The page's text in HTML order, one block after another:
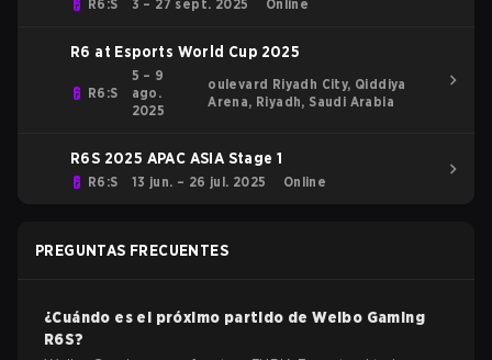
R6:S 3 – 27 sept. 2025 Online
R6 at Esports World Cup 2025
R6:S
5 – 9
ago.
2025
oulevard Riyadh City, Qiddiya
Arena, Riyadh, Saudi Arabia
R6S 2025 APAC ASIA Stage 1
R6:S 13 jun. – 26 jul. 2025 Online
PREGUNTAS FRECUENTES
¿Cuándo es el próximo partido deWeibo Gaming
R6S?